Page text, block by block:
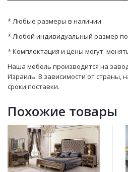
* Любые размеры в наличии.
* Любой индивидуальный размер
* Комплектация и цены могут
Наша мебель производится на
Израиль. В зависимости от страны,
сроки поставки.
Похожие товары